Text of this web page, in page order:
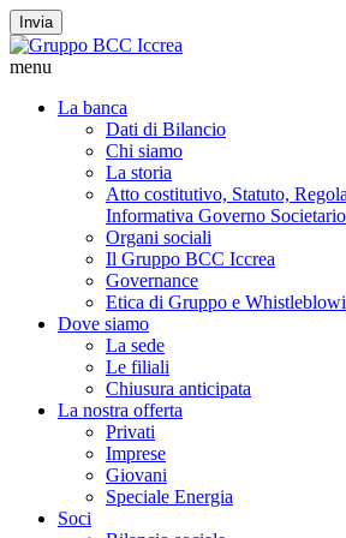
Invia
menu
La banca
Dati di Bilancio
Chi siamo
La storia
Atto costitutivo, Statuto,
Informativa Governo Societario
Organi sociali
Il Gruppo BCC Iccrea
Governance
Etica di Gruppo e
Dove siamo
La sede
Le filiali
Chiusura anticipata
La nostra offerta
Privati
Imprese
Giovani
Speciale Energia
Soci